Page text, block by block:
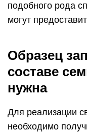
подобного рода
могут
Образец
составе
нужна
Для реализации
необходимо